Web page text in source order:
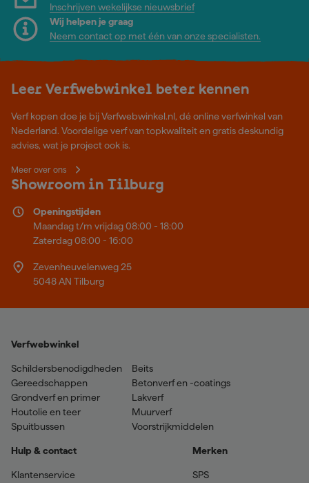
Inschrijven wekelijkse nieuwsbrief
Wij helpen je graag
Neem contact op met één van onze specialisten.
Leer Verfwebwinkel beter kennen
Verf kopen doe je bij Verfwebwinkel.nl, dé online verfwinkel van
Nederland. Voordelige verf van topkwaliteit en gratis deskundig
advies, wat je project ook is.
Meer over ons
Showroom in Tilburg
Openingstijden
Maandag t/m vrijdag 08:00 - 18:00
Zaterdag 08:00 - 16:00
Zevenheuvelenweg 25
5048 AN Tilburg
Verfwebwinkel
Schildersbenodigdheden
Gereedschappen
Grondverf en primer
Houtolie en teer
Spuitbussen
Beits
Betonverf en -coatings
Lakverf
Muurverf
Voorstrijkmiddelen
Hulp & contact
Klantenservice
Merken
SPS